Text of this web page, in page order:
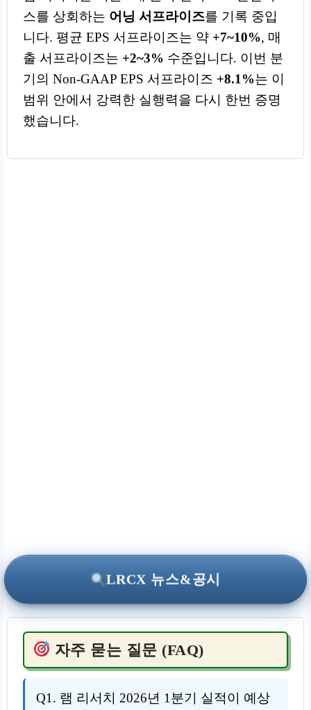
스를 상회하는 어닝 서프라이즈를 기록 중입
니다. 평균 EPS 서프라이즈는 약 +7~10%, 매
출 서프라이즈는 +2~3% 수준입니다. 이번 분
기의 Non-GAAP EPS 서프라이즈 +8.1%는 이
범위 안에서 강력한 실행력을 다시 한번 증명
했습니다.
LRCX 뉴스&공시
자주 묻는 질문 (FAQ)
Q1. 램 리서치 2026년 1분기 실적이 예상